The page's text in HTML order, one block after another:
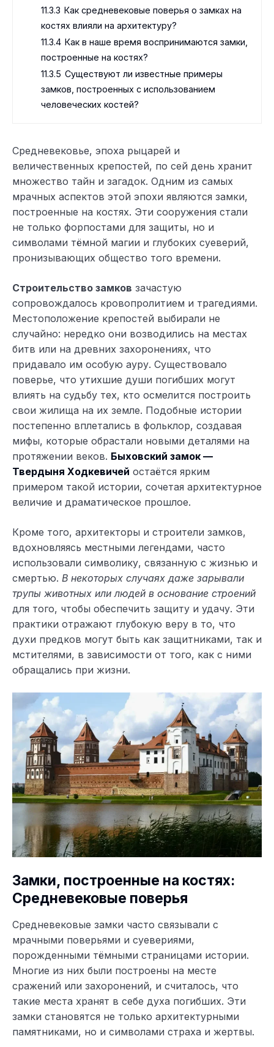
11.3.3 Как средневековые поверья о замках на
костях влияли на архитектуру?
11.3.4 Как в наше время воспринимаются замки,
построенные на костях?
11.3.5 Существуют ли известные примеры
замков, построенных с использованием
человеческих костей?
Средневековье, эпоха рыцарей и
величественных крепостей, по сей день хранит
множество тайн и загадок. Одним из самых
мрачных аспектов этой эпохи являются замки,
построенные на костях. Эти сооружения стали
не только форпостами для защиты, но и
символами тёмной магии и глубоких суеверий,
пронизывающих общество того времени.
Строительство замков зачастую
сопровождалось кровопролитием и трагедиями.
Местоположение крепостей выбирали не
случайно: нередко они возводились на местах
битв или на древних захоронениях, что
придавало им особую ауру. Существовало
поверье, что утихшие души погибших могут
влиять на судьбу тех, кто осмелится построить
свои жилища на их земле. Подобные истории
постепенно вплетались в фольклор, создавая
мифы, которые обрастали новыми деталями на
протяжении веков. Быховский замок —
Твердыня Ходкевичей остаётся ярким
примером такой истории, сочетая архитектурное
величие и драматическое прошлое.
Кроме того, архитекторы и строители замков,
вдохновляясь местными легендами, часто
использовали символику, связанную с жизнью и
смертью. В некоторых случаях даже зарывали
трупы животных или людей в основание строений
для того, чтобы обеспечить защиту и удачу. Эти
практики отражают глубокую веру в то, что
духи предков могут быть как защитниками, так и
мстителями, в зависимости от того, как с ними
обращались при жизни.
Замки, построенные на костях:
Средневековые поверья
Средневековые замки часто связывали с
мрачными поверьями и суевериями,
порожденными тёмными страницами истории.
Многие из них были построены на месте
сражений или захоронений, и считалось, что
такие места хранят в себе духа погибших. Эти
замки становятся не только архитектурными
памятниками, но и символами страха и жертвы.